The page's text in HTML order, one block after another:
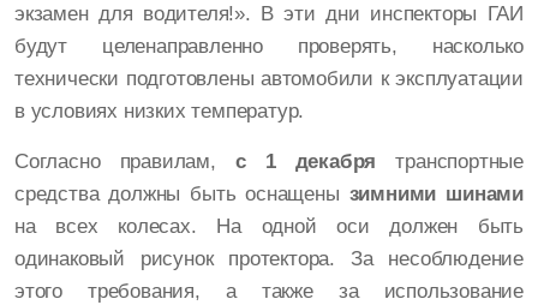
экзамен для водителя!». В эти дни инспекторы ГАИ
будут целенаправленно проверять, насколько
технически подготовлены автомобили к эксплуатации
в условиях низких температур.
Согласно правилам, с 1 декабрятранспортные
средства должны быть оснащены зимними шинами
на всех колесах. На одной оси должен быть
одинаковый рисунок протектора. За несоблюдение
этого требования, а также за использование